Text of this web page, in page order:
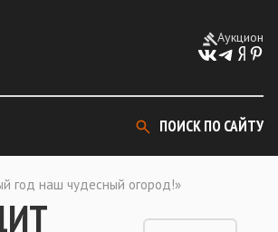
Аукцион
ПОИСК ПО САЙТУ
год наш чудесный огород!»